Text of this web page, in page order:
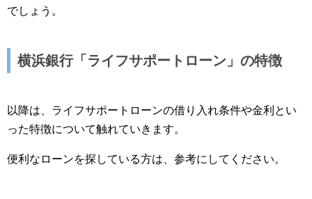
でしょう。
横浜銀行「ライフサポートローン」の特徴
以降は、ライフサポートローンの借り入れ条件や金利とい
った特徴について触れていきます。
便利なローンを探している方は、参考にしてください。